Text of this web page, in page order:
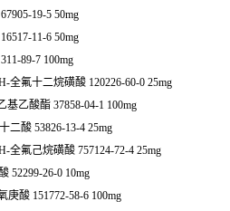
19-5 50mg
11-6 50mg
89-7 100mg
全氟十二烷磺酸 120226-60-0 25mg
基乙酸酯 37858-04-1 100mg
二酸 53826-13-4 25mg
全氟己烷磺酸 757124-72-4 25mg
52299-26-0 10mg
庚酸 151772-58-6 100mg